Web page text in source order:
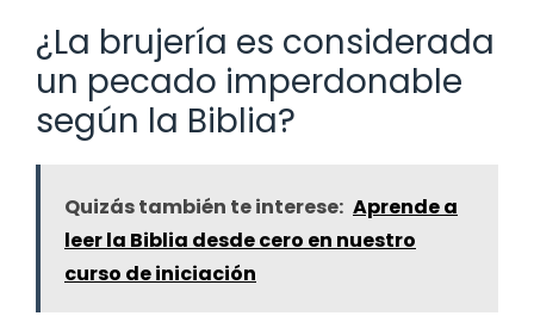
¿La brujería es considerada
un pecado imperdonable
según la Biblia?
Quizás también te interese: Aprende a
leer la Biblia desde cero en nuestro
curso de iniciación